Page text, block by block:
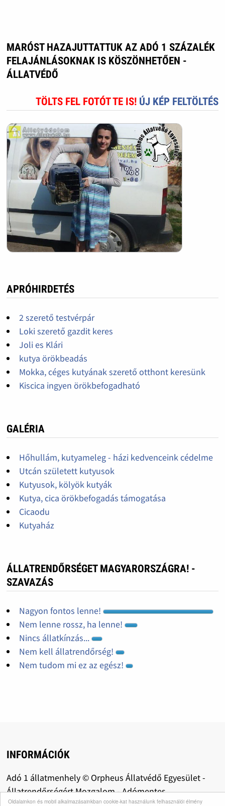
Oldalainkon és mobil alkalmazásainkban cookie-kat használunk felhasználói élmény
MARÓST HAZAJUTTATTUK AZ ADÓ 1 SZÁZALÉK
FELAJÁNLÁSOKNAK IS KÖSZÖNHETŐEN -
ÁLLATVÉDŐ
TÖLTS FEL FOTÓT TE IS! ÚJ KÉP FELTÖLTÉS
APRÓHIRDETÉS
2 szerető testvérpár
Loki szerető gazdit keres
Joli es Klári
kutya örökbeadás
Mokka, céges kutyának szerető otthont keresünk
Kiscica ingyen örökbefogadható
GALÉRIA
Hőhullám, kutyameleg - házi kedvenceink cédelme
Utcán született kutyusok
Kutyusok, kölyök kutyák
Kutya, cica örökbefogadás támogatása
Cicaodu
Kutyaház
ÁLLATRENDŐRSÉGET MAGYARORSZÁGRA! -
SZAVAZÁS
Nagyon fontos lenne!
Nem lenne rossz, ha lenne!
Nincs állatkínzás...
Nem kell állatrendőrség!
Nem tudom mi ez az egész!
INFORMÁCIÓK
Adó 1 állatmenhely © Orpheus Állatvédő Egyesület -
Állatrendőrségért Mozgalom - Adómentes